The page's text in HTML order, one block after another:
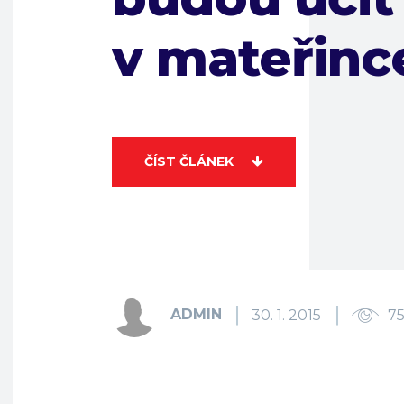
v
ČÍST ČLÁNEK
ADMIN 30. 1. 2015